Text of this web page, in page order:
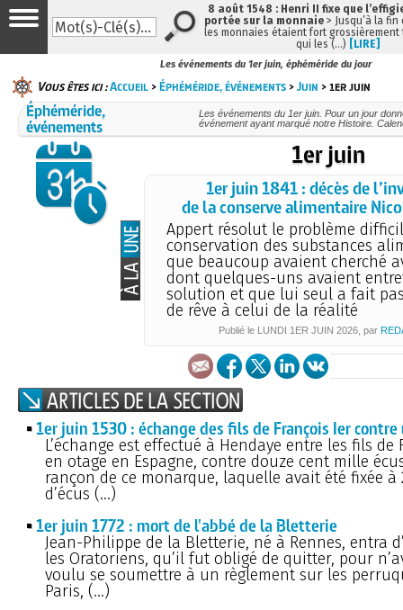
Les événements du 1er juin, éphéméride du jour
Vous êtes ici :Accueil >Éphéméride, événements >Juin > 1er juin
Éphéméride,
événements
Les événements du 1er juin. Pour un jour
événement ayant marqué notre Histoire.
1er juin
1er juin 1841 : décès de
de la conserve alimentaire
Appert résolut le problème
conservation des substances
que beaucoup avaient cherché
dont quelques-uns avaient
solution et que lui seul a fait
de rêve à celui de la réalité
Publié le LUNDI 1ER JUIN 2026, par
1er juin 1530 : échange des fils de François Ier contre
L’échange est effectué à Hendaye entre les fils de
en otage en Espagne, contre douze cent mille
rançon de ce monarque, laquelle avait été fixée à
d’écus (…)
1er juin 1772 : mort de l'abbé de la Bletterie
Jean-Philippe de la Bletterie, né à Rennes, entra
les Oratoriens, qu’il fut obligé de quitter, pour
voulu se soumettre à un règlement sur les
Paris, (…)
8 août 1548 : Henri II fixe que
portée sur la monnaie> Jusqu’à la fin
les monnaies étaient fort grossièrement
qui les (…) [LIRE]